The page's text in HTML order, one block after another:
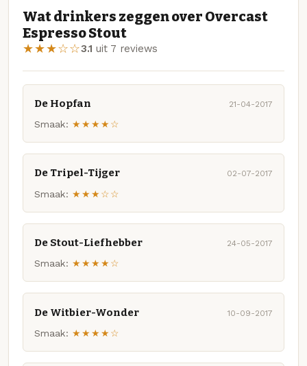
Wat drinkers zeggen over Overcast
Espresso Stout
★★★☆☆3.1 uit 7 reviews
De Hopfan 21-04-2017
Smaak: ★★★★☆
De Tripel-Tijger 02-07-2017
Smaak: ★★★☆☆
De Stout-Liefhebber 24-05-2017
Smaak: ★★★★☆
De Witbier-Wonder 10-09-2017
Smaak: ★★★★☆